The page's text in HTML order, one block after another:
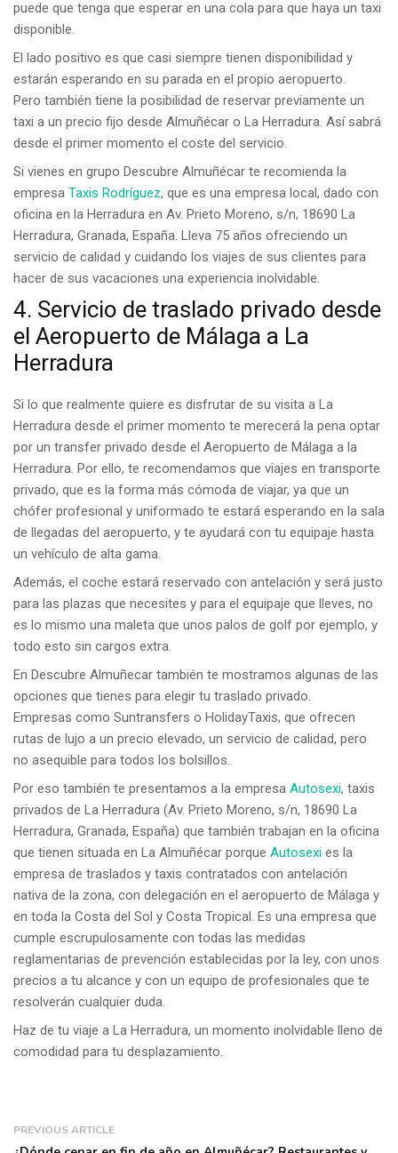
puede que tenga que esperar en una cola para que haya un taxi
disponible.
El lado positivo es que casi siempre tienen disponibilidad y
estarán esperando en su parada en el propio aeropuerto.
Pero también tiene la posibilidad de reservar previamente un
taxi a un precio fijo desde Almuñécar o La Herradura. Así sabrá
desde el primer momento el coste del servicio.
Si vienes en grupo Descubre Almuñécar te recomienda la
empresa Taxis Rodríguez, que es una empresa local, dado con
oficina en la Herradura en Av. Prieto Moreno, s/n, 18690 La
Herradura, Granada, España. Lleva 75 años ofreciendo un
servicio de calidad y cuidando los viajes de sus clientes para
hacer de sus vacaciones una experiencia inolvidable.
4. Servicio de traslado privado desde
el Aeropuerto de Málaga a La
Herradura
Si lo que realmente quiere es disfrutar de su visita a La
Herradura desde el primer momento te merecerá la pena optar
por un transfer privado desde el Aeropuerto de Málaga a la
Herradura. Por ello, te recomendamos que viajes en transporte
privado, que es la forma más cómoda de viajar, ya que un
chófer profesional y uniformado te estará esperando en la sala
de llegadas del aeropuerto, y te ayudará con tu equipaje hasta
un vehículo de alta gama.
Además, el coche estará reservado con antelación y será justo
para las plazas que necesites y para el equipaje que lleves, no
es lo mismo una maleta que unos palos de golf por ejemplo, y
todo esto sin cargos extra.
En Descubre Almuñecar también te mostramos algunas de las
opciones que tienes para elegir tu traslado privado.
Empresas como Suntransfers o HolidayTaxis, que ofrecen
rutas de lujo a un precio elevado, un servicio de calidad, pero
no asequible para todos los bolsillos.
Por eso también te presentamos a la empresa Autosexi, taxis
privados de La Herradura (Av. Prieto Moreno, s/n, 18690 La
Herradura, Granada, España) que también trabajan en la oficina
que tienen situada en La Almuñécar porque Autosexi es la
empresa de traslados y taxis contratados con antelación
nativa de la zona, con delegación en el aeropuerto de Málaga y
en toda la Costa del Sol y Costa Tropical. Es una empresa que
cumple escrupulosamente con todas las medidas
reglamentarias de prevención establecidas por la ley, con unos
precios a tu alcance y con un equipo de profesionales que te
resolverán cualquier duda.
Haz de tu viaje a La Herradura, un momento inolvidable lleno de
comodidad para tu desplazamiento.
PREVIOUS ARTICLE